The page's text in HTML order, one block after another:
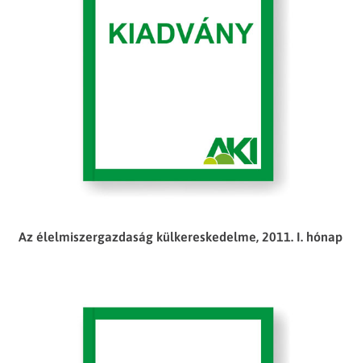
Az élelmiszergazdaság külkereskedelme, 2011. I. hónap